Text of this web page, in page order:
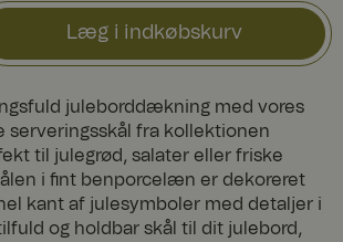
Læg i indkøbskurv
juleborddækning med vores
serveringsskål fra kollektionen
til julegrød, salater eller friske
i fint benporcelæn er dekoreret
kant af julesymboler med detaljer i
og holdbar skål til dit julebord,